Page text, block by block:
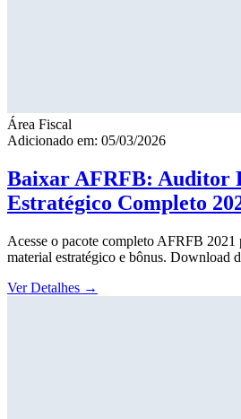
Área Fiscal
Adicionado em: 05/03/2026
Baixar AFRFB: Auditor
Estratégico Completo
Acesse o pacote completo AFRFB
material estratégico e bônus. Download
Ver Detalhes →